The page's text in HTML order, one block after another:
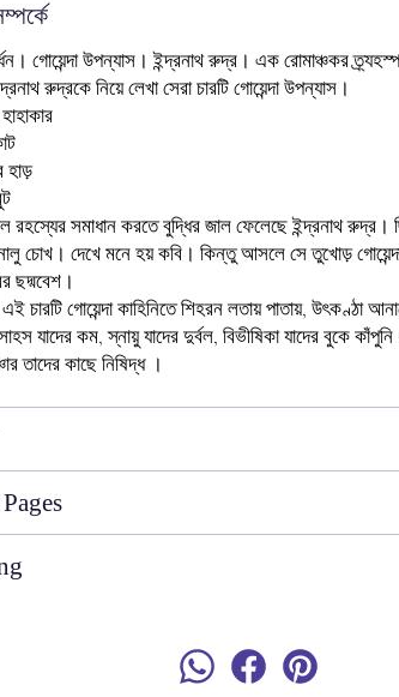
গোয়েন্দা উপন্যাস। ইন্দ্রনাথ রুদ্র। এক রোমাঞ্চকর
রুদ্রকে নিয়ে লেখা সেরা চারটি গোয়েন্দা উপন্যাস।
হাড়
রহস্যের সমাধান করতে বুদ্ধির জাল ফেলেছে ইন্দ্রনাথ রুদ্র।
চোখ। দেখে মনে হয় কবি। কিন্তু আসলে সে তুখোড়
ছদ্মবেশ।
চারটি গোয়েন্দা কাহিনিতে শিহরন লতায় পাতায়, উৎকণ্ঠা
যাদের কম, স্নায়ু যাদের দুর্বল, বিভীষিকা যাদের বুকে
তাদের কাছে নিষিদ্ধ ।